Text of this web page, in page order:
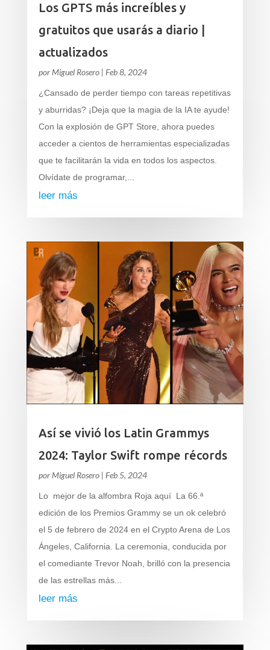
Los GPTS más increíbles y
gratuitos que usarás a diario |
actualizados
por Miguel Rosero| Feb 8, 2024
¿Cansado de perder tiempo con tareas repetitivas
y aburridas? ¡Deja que la magia de la IA te ayude!
Con la explosión de GPT Store, ahora puedes
acceder a cientos de herramientas especializadas
que te facilitarán la vida en todos los aspectos.
Olvídate de programar,...
leer más
Así se vivió los Latin Grammys
2024: Taylor Swift rompe récords
por Miguel Rosero| Feb 5, 2024
Lo mejor de la alfombra Roja aquí La 66.ª
edición de los Premios Grammy se un ok celebró
el 5 de febrero de 2024 en el Crypto Arena de Los
Ángeles, California. La ceremonia, conducida por
el comediante Trevor Noah, brilló con la presencia
de las estrellas más...
leer más